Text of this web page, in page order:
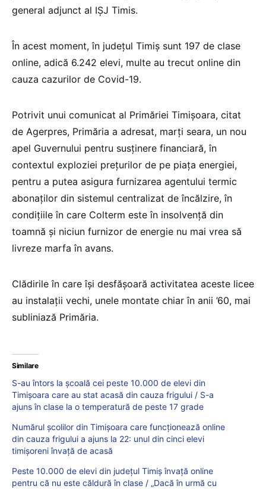
general adjunct al IȘJ Timis.
În acest moment, în județul Timiș sunt 197 de clase
online, adică 6.242 elevi, multe au trecut online din
cauza cazurilor de Covid-19.
Potrivit unui comunicat al Primăriei Timișoara, citat
de Agerpres, Primăria a adresat, marţi seara, un nou
apel Guvernului pentru susţinere financiară, în
contextul exploziei preţurilor de pe piaţa energiei,
pentru a putea asigura furnizarea agentului termic
abonaţilor din sistemul centralizat de încălzire, în
condiţiile în care Colterm este în insolvenţă din
toamnă şi niciun furnizor de energie nu mai vrea să
livreze marfa în avans.
Clădirile în care îşi desfăşoară activitatea aceste licee
au instalaţii vechi, unele montate chiar în anii ’60, mai
subliniază Primăria.
Similare
S-au întors la școală cei peste 10.000 de elevi din
Timişoara care au stat acasă din cauza frigului / S-a
ajuns în clase la o temperatură de peste 17 grade
Numărul școlilor din Timișoara care funcționează online
din cauza frigului a ajuns la 22: unul din cinci elevi
timișoreni învață de acasă
Peste 10.000 de elevi din județul Timiș învață online
pentru că nu este căldură în clase / „Dacă în urmă cu